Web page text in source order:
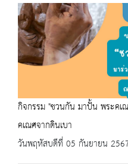
กิจกรรม "ชวนกัน มาปั้น พระค
คเณศจากดินเบา
วันพฤหัสบดีที่ 05 กันยายน